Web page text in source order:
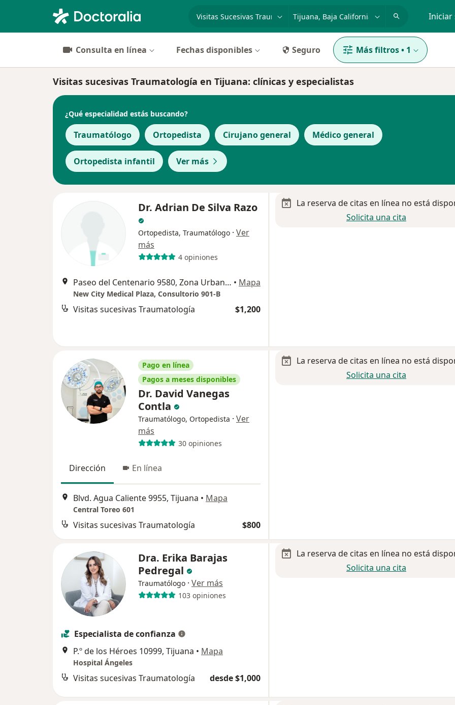
Iniciar
Consulta en línea Fechas disponibles Seguro Más filtros• 1
Visitas sucesivas Traumatología en Tijuana: clínicas y especialistas
¿Qué especialidad estás buscando?
Traumatólogo Ortopedista Cirujano general Médico general
Ortopedista infantil Ver más
Dr. Adrian De Silva Razo
Ortopedista, Traumatólogo · Ver
más
4 opiniones
Paseo del Centenario 9580, Zona Urbana Rio Tijuana., Tijuana • Mapa
New City Medical Plaza, Consultorio 901-B
Visitas sucesivas Traumatología $1,200
La reserva de citas en línea no está
Solicita una cita
Pago en línea
Pagos a meses disponibles
Dr. David Vanegas
Contla
Traumatólogo, Ortopedista · Ver
más
30 opiniones
Dirección En línea
Blvd. Agua Caliente 9955, Tijuana • Mapa
Central Toreo 601
Visitas sucesivas Traumatología $800
La reserva de citas en línea no está
Solicita una cita
Dra. Erika Barajas
Pedregal
Traumatólogo · Ver más
103 opiniones
Especialista de confianza
P.º de los Héroes 10999, Tijuana • Mapa
Hospital Ángeles
Visitas sucesivas Traumatología desde $1,000
La reserva de citas en línea no está
Solicita una cita